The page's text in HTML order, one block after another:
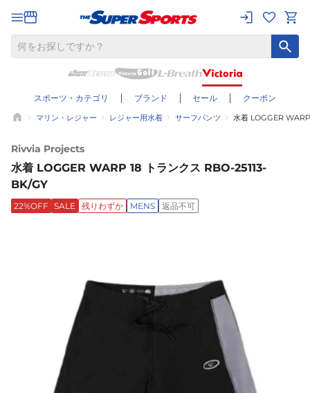
スポーツ・カテゴリ ブランド セール クーポン
マリン・レジャー レジャー用水着 サーフパンツ 水着 LOGGER
Rivvia Projects
水着 LOGGER WARP 18 トランクス RBO-25113-
BK/GY
22%OFF SALE 残りわずか MENS 返品不可